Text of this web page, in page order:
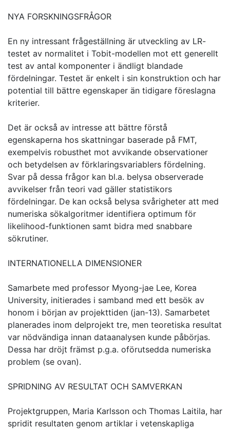
NYA FORSKNINGSFRÅGOR
En ny intressant frågeställning är utveckling av LR-
testet av normalitet i Tobit-modellen mot ett generellt
test av antal komponenter i ändligt blandade
fördelningar. Testet är enkelt i sin konstruktion och har
potential till bättre egenskaper än tidigare föreslagna
kriterier.
Det är också av intresse att bättre förstå
egenskaperna hos skattningar baserade på FMT,
exempelvis robusthet mot avvikande observationer
och betydelsen av förklaringsvariablers fördelning.
Svar på dessa frågor kan bl.a. belysa observerade
avvikelser från teori vad gäller statistikors
fördelningar. De kan också belysa svårigheter att med
numeriska sökalgoritmer identifiera optimum för
likelihood-funktionen samt bidra med snabbare
sökrutiner.
INTERNATIONELLA DIMENSIONER
Samarbete med professor Myong-jae Lee, Korea
University, initierades i samband med ett besök av
honom i början av projekttiden (jan-13). Samarbetet
planerades inom delprojekt tre, men teoretiska resultat
var nödvändiga innan dataanalysen kunde påbörjas.
Dessa har dröjt främst p.g.a. oförutsedda numeriska
problem (se ovan).
SPRIDNING AV RESULTAT OCH SAMVERKAN
Projektgruppen, Maria Karlsson och Thomas Laitila, har
spridit resultaten genom artiklar i vetenskapliga